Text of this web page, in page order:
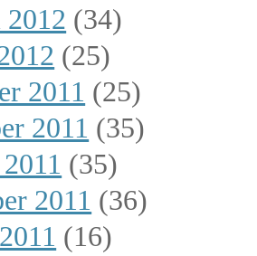
(34)
(25)
2011 (25)
2011 (35)
(35)
2011 (36)
(16)